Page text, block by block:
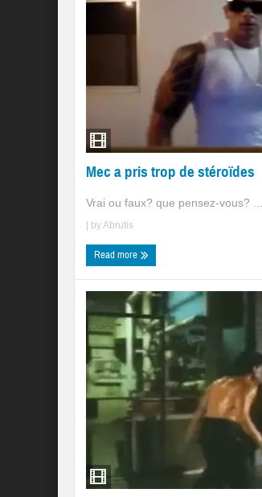
Mec a pris trop de stéroïdes
Vrai ou faux? que pensez-vous? ...
| byAbrutis
Read more